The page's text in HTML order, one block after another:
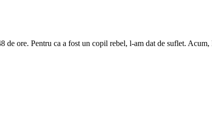
de ore. Pentru ca a fost un copil rebel, l-am dat de suflet.